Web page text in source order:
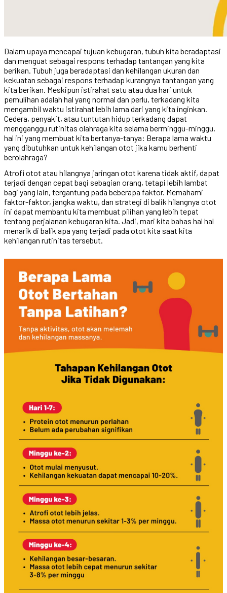
Dalam upaya mencapai tujuan kebugaran, tubuh kita beradaptasi
dan menguat sebagai respons terhadap tantangan yang kita
berikan. Tubuh juga beradaptasi dan kehilangan ukuran dan
kekuatan sebagai respons terhadap kurangnya tantangan yang
kita berikan. Meskipun istirahat satu atau dua hari untuk
pemulihan adalah hal yang normal dan perlu, terkadang kita
mengambil waktu istirahat lebih lama dari yang kita inginkan.
Cedera, penyakit, atau tuntutan hidup terkadang dapat
mengganggu rutinitas olahraga kita selama berminggu-minggu,
hal ini yang membuat kita bertanya-tanya: Berapa lama waktu
yang dibutuhkan untuk kehilangan otot jika kamu berhenti
berolahraga?
Atrofi otot atau hilangnya jaringan otot karena tidak aktif, dapat
terjadi dengan cepat bagi sebagian orang, tetapi lebih lambat
bagi yang lain, tergantung pada beberapa faktor. Memahami
faktor-faktor, jangka waktu, dan strategi di balik hilangnya otot
ini dapat membantu kita membuat pilihan yang lebih tepat
tentang perjalanan kebugaran kita. Jadi, mari kita bahas hal hal
menarik di balik apa yang terjadi pada otot kita saat kita
kehilangan rutinitas tersebut.